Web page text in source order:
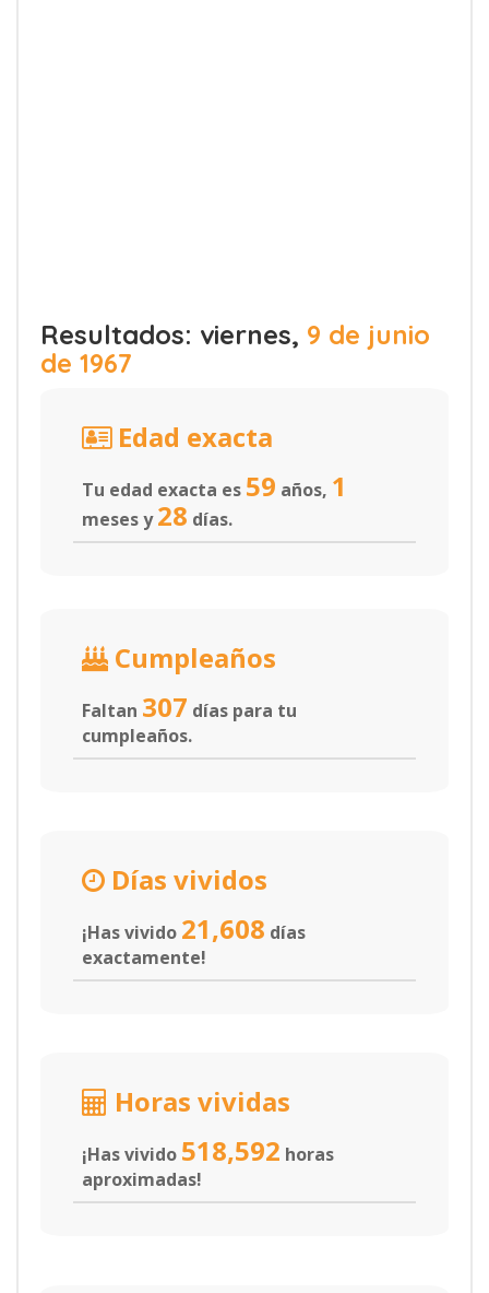
Resultados: viernes, 9 de junio
de 1967
Edad exacta
Tu edad exacta es 59 años, 1
meses y28 días.
Cumpleaños
Faltan 307 días para tu
cumpleaños.
Días vividos
¡Has vivido 21,608 días
exactamente!
Horas vividas
¡Has vivido 518,592 horas
aproximadas!